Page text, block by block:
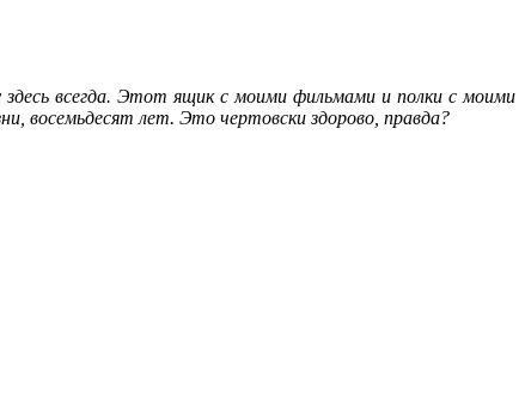
всегда. Этот ящик с моими фильмами и полки с моими
восемьдесят лет. Это чертовски здорово, правда?